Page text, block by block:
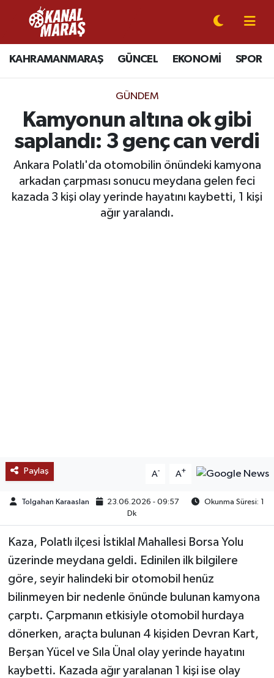
KAHRAMANMARAŞ GÜNCEL EKONOMİ SPOR
GÜNDEM
Kamyonun altına ok gibi
saplandı: 3 genç can verdi
Ankara Polatlı'da otomobilin önündeki kamyona
arkadan çarpması sonucu meydana gelen feci
kazada 3 kişi olay yerinde hayatını kaybetti, 1 kişi
ağır yaralandı.
Paylaş A- A+
Tolgahan Karaaslan 23.06.2026 - 09:57
Okunma Süresi: 1
Dk
Kaza, Polatlı ilçesi İstiklal Mahallesi Borsa Yolu
üzerinde meydana geldi. Edinilen ilk bilgilere
göre, seyir halindeki bir otomobil henüz
bilinmeyen bir nedenle önünde bulunan kamyona
çarptı. Çarpmanın etkisiyle otomobil hurdaya
dönerken, araçta bulunan 4 kişiden Devran Kart,
Berşan Yücel ve Sıla Ünal olay yerinde hayatını
kaybetti. Kazada ağır yaralanan 1 kişi ise olay
CANLI YAYIN
KAHRAMANMARAŞ
SPOR
SİYASET
EKONOMİ
TREND
OTOMOTİV
TEKNOLOJİ
KÜLTÜR SANAT
Kahramanmaraş Nöbetçi Eczaneler
Kahramanmaraş Hava Durumu
Kahramanmaraş Trafik Yoğunluk Haritası
Süper Lig Puan Durumu ve Fikstür
Tüm Manşetler